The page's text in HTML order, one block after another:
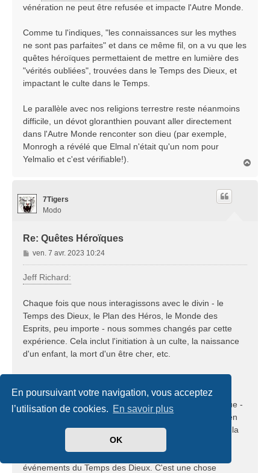
En poursuivant votre navigation, vous acceptez
l’utilisation de cookies. En savoir plus
OK
vénération ne peut être refusée et impacte l'Autre Monde.
Comme tu l'indiques, "les connaissances sur les mythes
ne sont pas parfaites" et dans ce même fil, on a vu que les
quêtes héroïques permettaient de mettre en lumière des
"vérités oubliées", trouvées dans le Temps des Dieux, et
impactant le culte dans le Temps.
Le parallèle avec nos religions terrestre reste néanmoins
difficile, un dévot gloranthien pouvant aller directement
dans l'Autre Monde renconter son dieu (par exemple,
Monrogh a révélé que Elmal n'était qu'un nom pour
Yelmalio et c'est vérifiable!).
7Tigers
Modo
Re: Quêtes Héroïques
M
e
s
s
g
e
ven. 7 avr. 2023 10:24
Jeff Richard:
Chaque fois que nous interagissons avec le divin - le
Temps des Dieux, le Plan des Héros, le Monde des
Esprits, peu importe - nous sommes changés par cette
expérience. Cela inclut l'initiation à un culte, la naissance
d'un enfant, la mort d'un être cher, etc.
côté le modèle créé pour le jeu vidéo KoDP et
réfléchissons à ce qu'est réellement une quête héroïque -
c'est un mortel qui interagit directement avec le divin, en
dehors de ce qui lui est familier (le temple, le sacrifice, la
maison sûre de son dieu, etc.), et qui fait de nouvelles
expériences avec les pouvoirs, les archétypes et les
événements du Temps des Dieux. C'est une chose